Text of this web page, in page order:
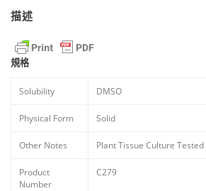
描述
規格
Solubility DMSO
Physical Form Solid
Other Notes Plant Tissue Culture Tested
Product
Number
C279